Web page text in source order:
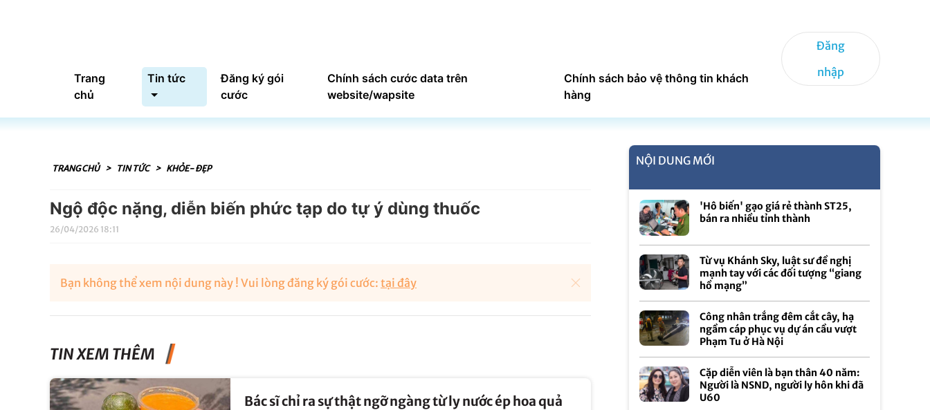
Trang
chủ
Tin tức
Đăng ký gói
cước
Chính sách cước data trên
website/wapsite
Chính sách bảo vệ thông tin khách
hàng
Đăng
nhập
TRANG CHỦ > TIN TỨC > KHỎE- ĐẸP
Ngộ độc nặng, diễn biến phức tạp do tự ý dùng thuốc
26/04/2026 18:11
Bạn không thể xem nội dung này ! Vui lòng đăng ký gói cước: tại đây
TIN XEM THÊM
Bác sĩ chỉ ra sự thật ngỡ ngàng từ ly nước ép hoa quả
NỘI DUNG MỚI
'Hô biến' gạo giá rẻ thành ST25,
bán ra nhiều tỉnh thành
Từ vụ Khánh Sky, luật sư đề nghị
mạnh tay với các đối tượng “giang
hồ mạng”
Công nhân trắng đêm cắt cây, hạ
ngầm cáp phục vụ dự án cầu vượt
Phạm Tu ở Hà Nội
Cặp diễn viên là bạn thân 40 năm:
Người là NSND, người ly hôn khi đã
U60